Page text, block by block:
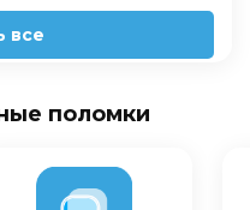
все
поломки